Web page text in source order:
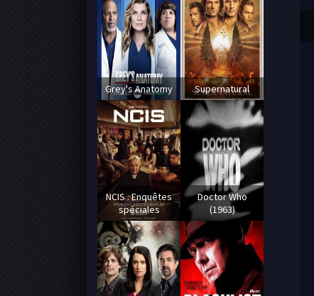
Grey's Anatomy Supernatural
NCIS : Enquêtes
spéciales
Doctor Who
(1963)